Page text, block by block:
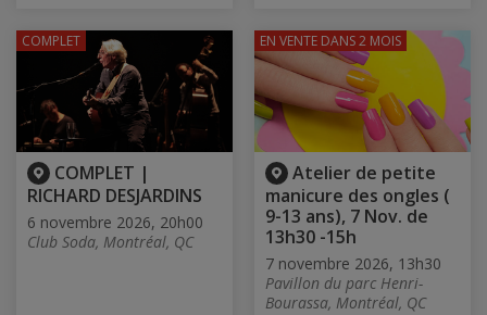
COMPLET |
RICHARD DESJARDINS
6 novembre 2026, 20h00
Club Soda, Montréal, QC
COMPLET
Atelier de petite
manicure des ongles (
9-13 ans), 7 Nov. de
13h30 -15h
7 novembre 2026, 13h30
Pavillon du parc Henri-
Bourassa, Montréal, QC
EN VENTE DANS 2 MOIS